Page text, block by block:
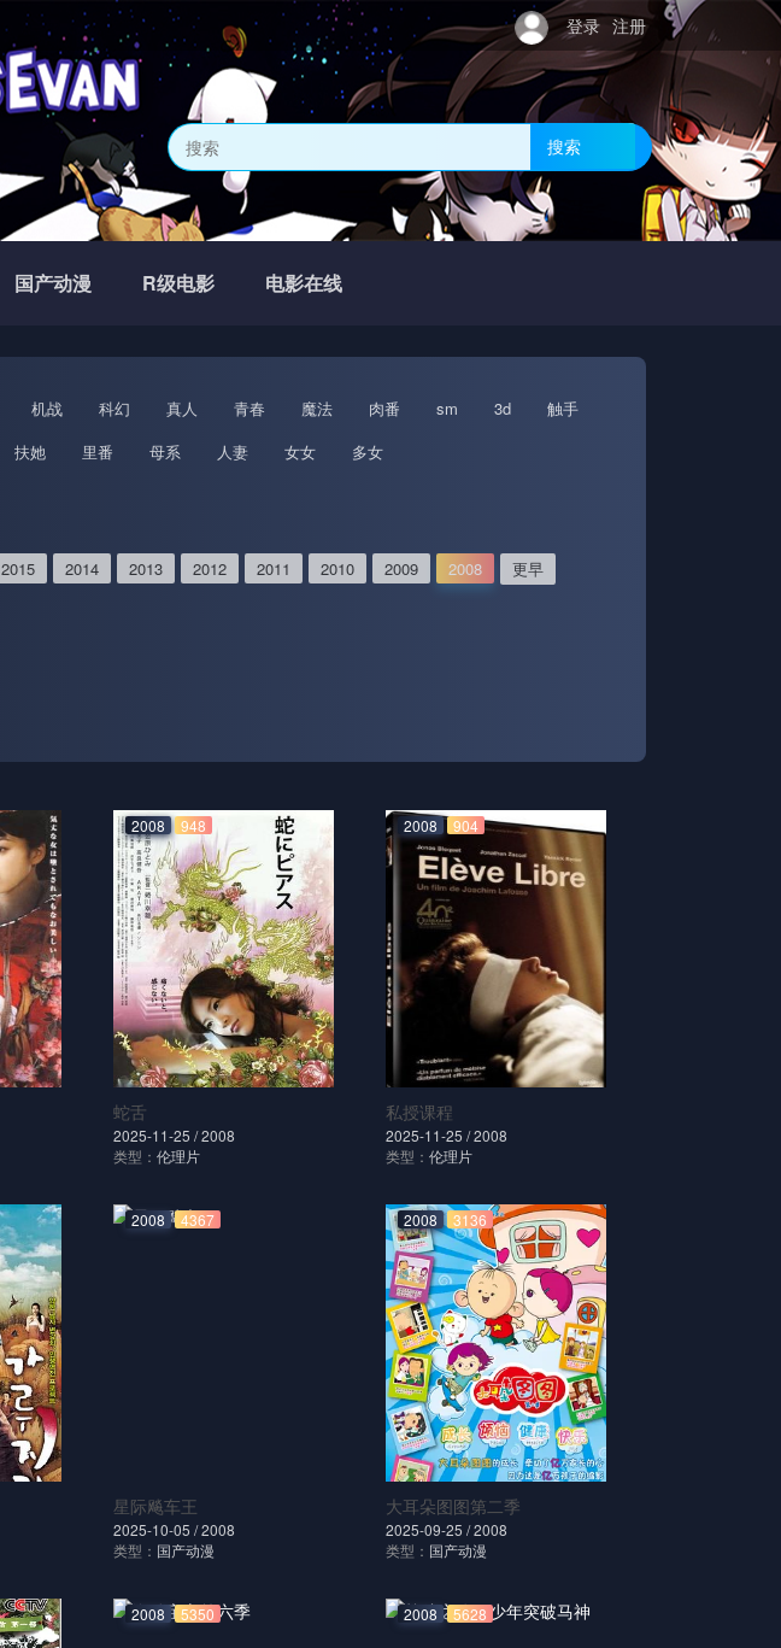
登录 注册
搜索
国产动漫 R级电影 电影在线
机战 科幻 真人 青春 魔法 肉番 sm 3d
触手
扶她 里番 母系 人妻 女女 多女
2015 2014 2013 2012 2011 2010 2009 2008 更早
2008 948
蛇舌
2025-11-25 /2008
类型： 伦理片
2008 904
私授课程
2025-11-25 /2008
类型： 伦理片
2008 4367
星际飚车王
2025-10-05 /2008
类型： 国产动漫
2008 3136
大耳朵图图第二季
2025-09-25 /2008
类型： 国产动漫
2008 5350 2008 5628